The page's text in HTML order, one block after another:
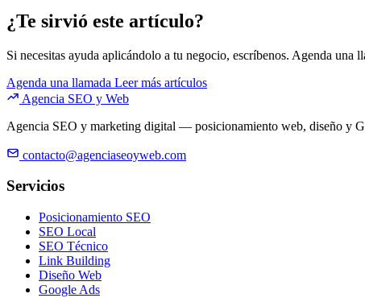
¿Te sirvió este artículo?
Si necesitas ayuda aplicándolo a tu negocio, escríbenos. Agenda una
Agenda una llamada Leer más artículos
Agencia SEO y Web
Agencia SEO y marketing digital — posicionamiento web, diseño y
contacto@agenciaseoyweb.com
Servicios
Posicionamiento SEO
SEO Local
SEO Técnico
Link Building
Diseño Web
Google Ads